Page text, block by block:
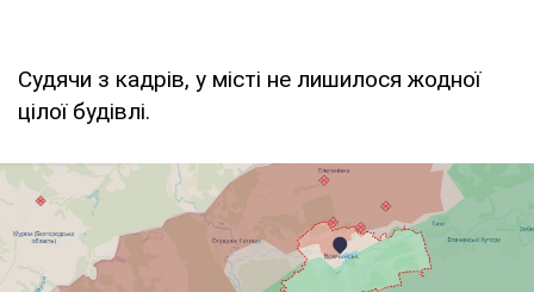
Судячи з кадрів, у місті не лишилося жодної
цілої будівлі.